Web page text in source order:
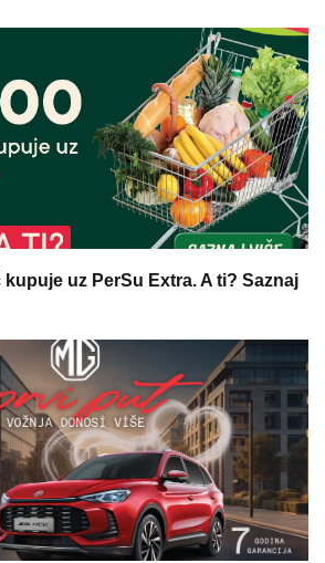
uz PerSu Extra. A ti? Saznaj